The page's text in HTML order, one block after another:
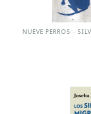
NUEVE PERROS -